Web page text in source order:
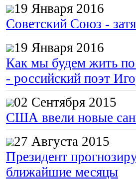
19 Января 2016
Советский Союз -
19 Января 2016
Как мы будем жить
- российский поэт
02 Сентября 2015
США ввели новые
27 Августа 2015
Президент
ближайшие месяцы